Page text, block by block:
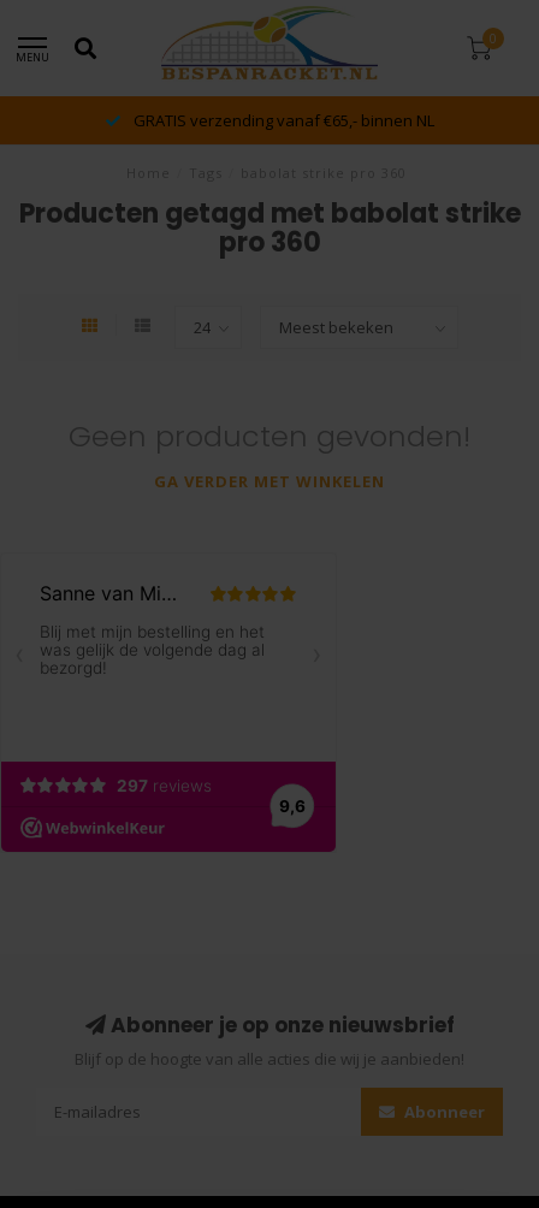
MENU
0
GRATIS verzending vanaf €65,- binnen NL
Producten getagd met babolat strike
pro 360
Geen producten gevonden!
GA VERDER MET WINKELEN
Abonneer je op onze nieuwsbrief
Blijf op de hoogte van alle acties die wij je aanbieden!
Abonneer